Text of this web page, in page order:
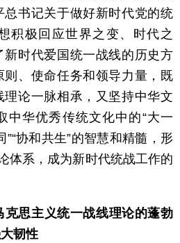
书记关于做好新时代党的统
积极回应世界之变、时代之
时代爱国统一战线的历史方
、使命任务和领导力量，既
论一脉相承，又坚持中华文
中华优秀传统文化中的“大一
”“协和共生”的智慧和精髓，形
体系，成为新时代统战工作的
思主义统一战线理论的蓬勃
韧性